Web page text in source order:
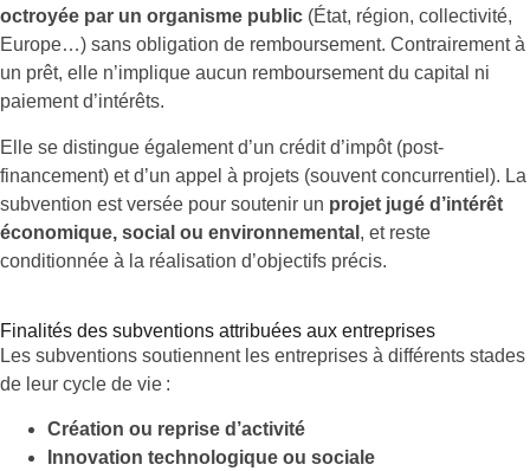
octroyée par un organisme public (État, région, collectivité,
Europe…) sans obligation de remboursement. Contrairement à
un prêt, elle n’implique aucun remboursement du capital ni
paiement d’intérêts.
Elle se distingue également d’un crédit d’impôt (post-
financement) et d’un appel à projets (souvent concurrentiel). La
subvention est versée pour soutenir un projet jugé d’intérêt
économique, social ou environnemental , et reste
conditionnée à la réalisation d’objectifs précis.
Finalités des subventions attribuées aux entreprises
Les subventions soutiennent les entreprises à différents stades
de leur cycle de vie :
Création ou reprise d’activité
Innovation technologique ou sociale